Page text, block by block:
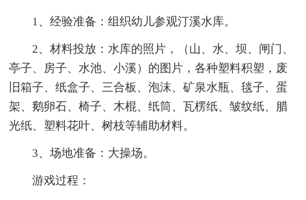
1、经验准备：组织幼儿参观汀溪水库。
2、材料投放：水库的照片，（山、水、坝、闸门、
亭子、房子、水池、小溪）的图片，各种塑料积塑，废
旧箱子、纸盒子、三合板、泡沫、矿泉水瓶、毯子、蛋
架、鹅卵石、椅子、木棍、纸筒、瓦楞纸、皱纹纸、腊
光纸、塑料花叶、树枝等辅助材料。
3、场地准备：大操场。
游戏过程：